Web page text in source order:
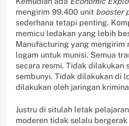
mengirim 99.400 unit booster
sederhana tetapi penting.
memicu ledakan yang lebih
Manufacturing yang mengirim
logam untuk munisi. Semua
secara resmi. Tidak dilakukan
sembunyi. Tidak dilakukan di
dilakukan oleh jaringan
Justru di situlah letak
moderen tidak selalu